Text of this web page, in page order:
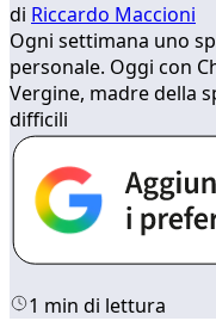
di Riccardo Maccioni
Ogni settimana uno
personale. Oggi con
Vergine, madre della
difficili
1 min di lettura